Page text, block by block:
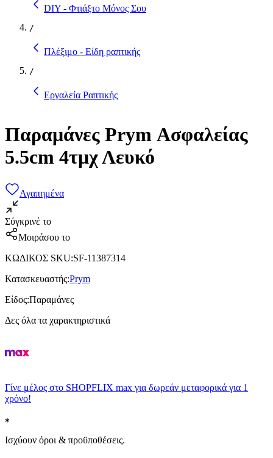
DIY - Φτιάξτο Μόνος Σου
/
Πλέξιμο - Είδη ραπτικής
/
Εργαλεία Ραπτικής
Παραμάνες Prym Ασφαλείας
5.5cm 4τμχ Λευκό
Αγαπημένα
Σύγκρινέ το
Μοιράσου το
ΚΩΔΙΚΟΣ SKU:SF-11387314
Κατασκευαστής:Prym
Είδος:Παραμάνες
Δες όλα τα χαρακτηριστικά
Γίνε μέλος στο SHOPFLIX max για δωρεάν μεταφορικά για 1
χρόνο!
Ισχύουν όροι & προϋποθέσεις.